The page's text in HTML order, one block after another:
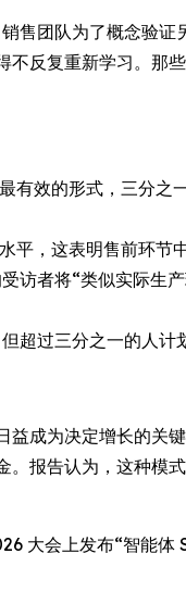
售团队为了概念验
反复重新学习。那
有效的形式，三分
平，这表明售前环节
访者将“类似实际生
超过三分之一的人计
成为决定增长的关
报告认为，这种模
会上发布“智能体